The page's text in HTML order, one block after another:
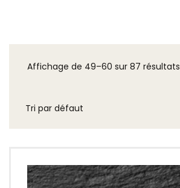
Affichage de 49–60 sur 87 résultats